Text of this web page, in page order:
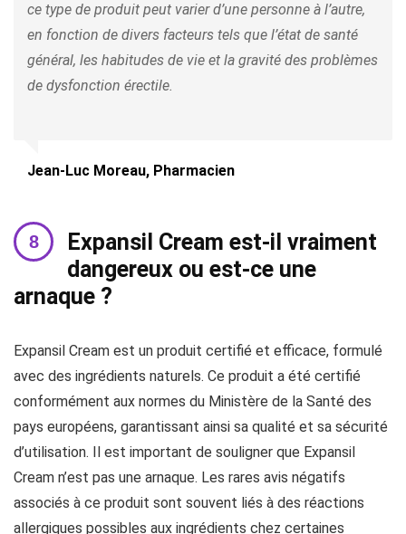
ce type de produit peut varier d’une personne à l’autre,
en fonction de divers facteurs tels que l’état de santé
général, les habitudes de vie et la gravité des problèmes
de dysfonction érectile.
Jean-Luc Moreau, Pharmacien
Expansil Cream est-il vraiment
dangereux ou est-ce une
arnaque ?
Expansil Cream est un produit certifié et efficace, formulé
avec des ingrédients naturels. Ce produit a été certifié
conformément aux normes du Ministère de la Santé des
pays européens, garantissant ainsi sa qualité et sa sécurité
d’utilisation. Il est important de souligner que Expansil
Cream n’est pas une arnaque. Les rares avis négatifs
associés à ce produit sont souvent liés à des réactions
allergiques possibles aux ingrédients chez certaines